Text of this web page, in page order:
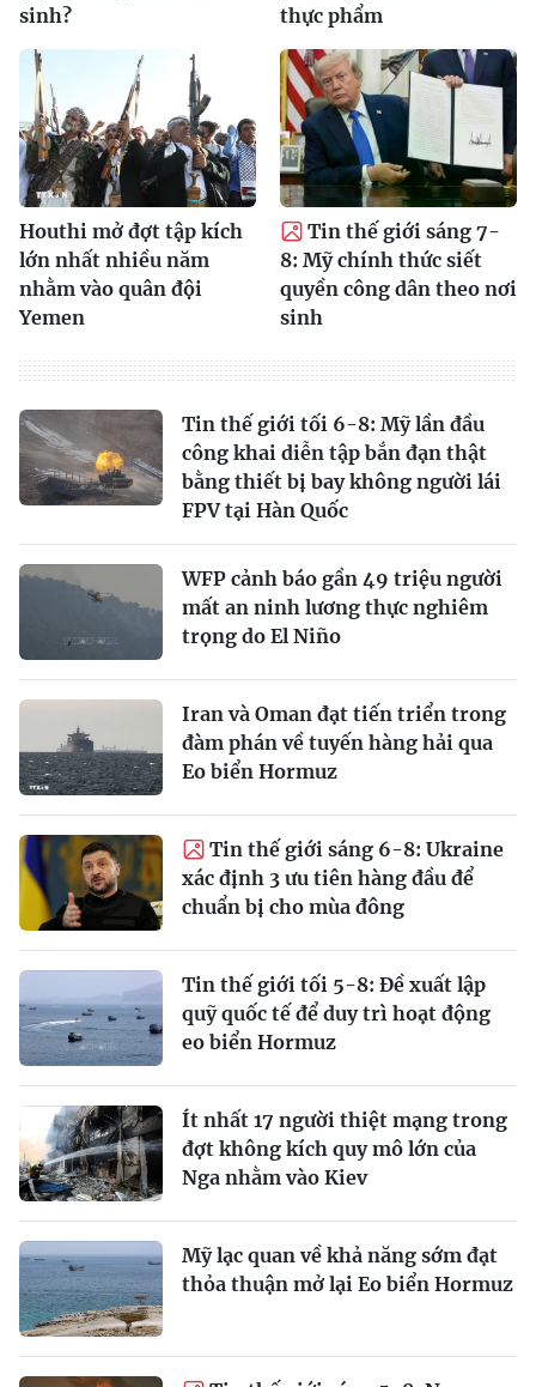
sinh?
thực phẩm
Houthi mở đợt tập kích
lớn nhất nhiều năm
nhằm vào quân đội
Yemen
Tin thế giới sáng 7-
8: Mỹ chính thức siết
quyền công dân theo nơi
sinh
Tin thế giới tối 6-8: Mỹ lần đầu
công khai diễn tập bắn đạn thật
bằng thiết bị bay không người lái
FPV tại Hàn Quốc
WFP cảnh báo gần 49 triệu người
mất an ninh lương thực nghiêm
trọng do El Niño
Iran và Oman đạt tiến triển trong
đàm phán về tuyến hàng hải qua
Eo biển Hormuz
Tin thế giới sáng 6-8: Ukraine
xác định 3 ưu tiên hàng đầu để
chuẩn bị cho mùa đông
Tin thế giới tối 5-8: Đề xuất lập
quỹ quốc tế để duy trì hoạt động
eo biển Hormuz
Ít nhất 17 người thiệt mạng trong
đợt không kích quy mô lớn của
Nga nhằm vào Kiev
Mỹ lạc quan về khả năng sớm đạt
thỏa thuận mở lại Eo biển Hormuz